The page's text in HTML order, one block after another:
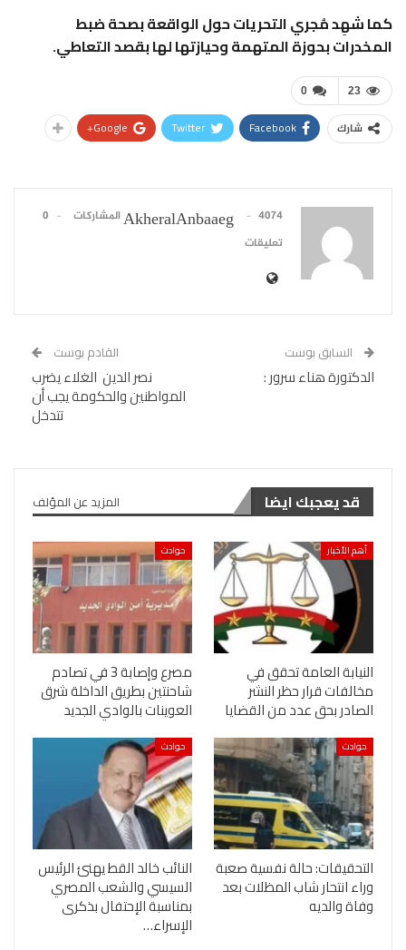
كما شهِد مُجري التحريات حول الواقعة بصحة ضبط
المخدرات بحوزة المتهمة وحيازتها لها بقصد التعاطي.
0 23
شارك Facebook
Twitter
Google+
AkheralAnbaaeg 4074 المشاركات
0
تعليقات
السابق بوست
الدكتورة هناء سرور :
القادم بوست
نصر الدين الغلاء يضرب
المواطنين والحكومة يجب أن
تتدخل
قد يعجبك ايضا المزيد عن المؤلف
أهم الأخبار
النيابة العامة تحقق في
مخالفات قرار حظر النشر
الصادر بحق عدد من القضايا
حوادث
مصرع وإصابة 3 في تصادم
شاحنتين بطريق الداخلة شرق
العوينات بالوادي الجديد
حوادث
التحقيقات: حالة نفسية صعبة
وراء انتحار شاب المظلات بعد
وفاة والديه
حوادث
النائب خالد القط يهنئ الرئيس
السيسي والشعب المصري
بمناسبة الإحتفال بذكرى
الإسراء…